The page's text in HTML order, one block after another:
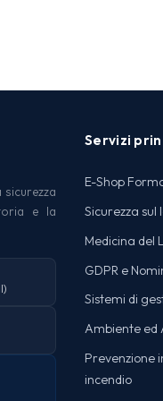
e la
Servizi
E-Shop
Sicurezza sul
Medicina del
GDPR e
Sistemi di
Ambiente ed
Prevenzione
incendio